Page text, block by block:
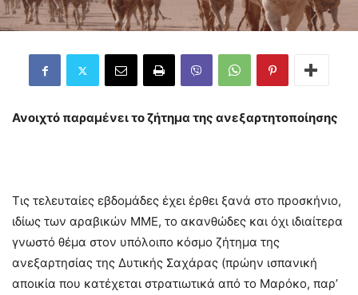
Ανοιχτό παραμένει το ζήτημα της ανεξαρτητοποίησης
Τις τελευταίες εβδομάδες έχει έρθει ξανά στο προσκήνιο,
ιδίως των αραβικών ΜΜΕ, το ακανθώδες και όχι ιδιαίτερα
γνωστό θέμα στον υπόλοιπο κόσμο ζήτημα της
ανεξαρτησίας της Δυτικής Σαχάρας (πρώην ισπανική
αποικία που κατέχεται στρατιωτικά από το Μαρόκο, παρ’